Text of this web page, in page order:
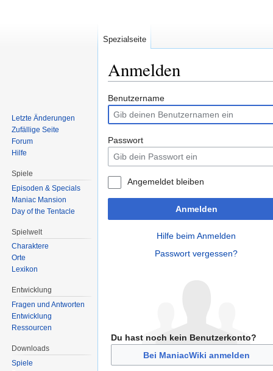
Anmelden
Zur
Navigation
springen
Zur
Suche
springen
Benutzername
Passwort
Angemeldet bleiben
Anmelden
Hilfe beim Anmelden
Passwort vergessen?
Du hast noch kein Benutzerkonto?
Bei ManiacWiki anmelden
Spezialseite
Letzte Änderungen
Zufällige Seite
Forum
Hilfe
Spiele
Episoden & Specials
Maniac Mansion
Day of the Tentacle
Spielwelt
Charaktere
Orte
Lexikon
Entwicklung
Fragen und Antworten
Entwicklung
Ressourcen
Downloads
Spiele